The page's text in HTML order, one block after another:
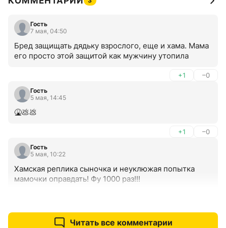
Гость
7 мая, 04:50
Бред защищать дядьку взрослого, еще и хама. Мама
его просто этой защитой как мужчину утопила
+1 –0
Гость
5 мая, 14:45
🤮💩💩
+1 –0
Гость
5 мая, 10:22
Хамская реплика сыночка и неуклюжая попытка
мамочки оправдать! Фу 1000 раз!!!
Читать все комментарии